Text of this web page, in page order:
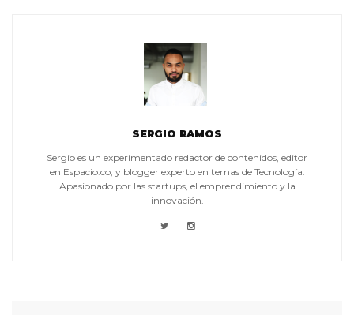
SERGIO RAMOS
Sergio es un experimentado redactor de contenidos, editor
en Espacio.co, y blogger experto en temas de Tecnología.
Apasionado por las startups, el emprendimiento y la
innovación.